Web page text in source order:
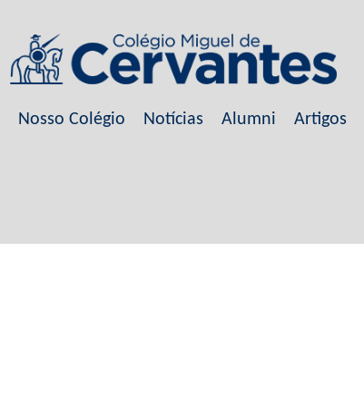
Nosso Colégio Notícias Alumni Artigos